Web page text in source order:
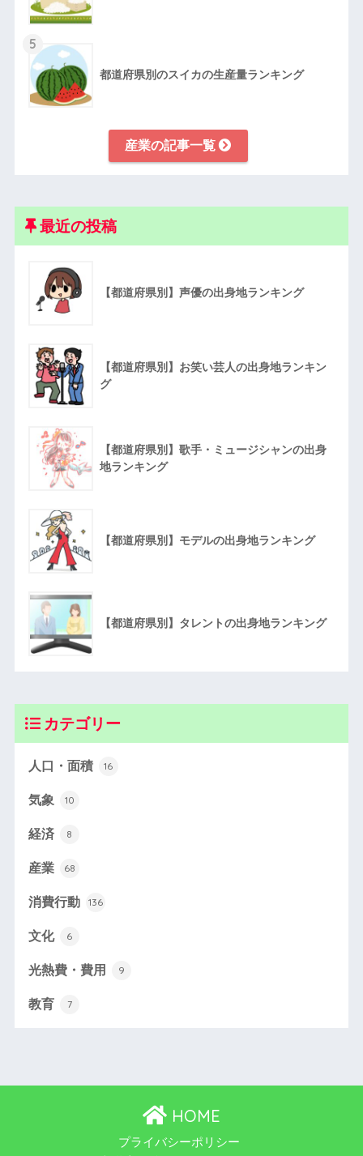
5
都道府県別のスイカの生産量ランキング
産業の記事一覧
最近の投稿
【都道府県別】声優の出身地ランキング
【都道府県別】お笑い芸人の出身地ランキン
グ
【都道府県別】歌手・ミュージシャンの出身
地ランキング
【都道府県別】モデルの出身地ランキング
【都道府県別】タレントの出身地ランキング
カテゴリー
人口・面積 16
気象 10
経済 8
産業 68
消費行動 136
文化 6
光熱費・費用 9
教育 7
HOME
プライバシーポリシー